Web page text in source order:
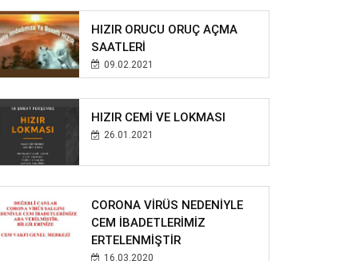
HIZIR ORUCU ORUÇ AÇMA
SAATLERİ
09.02.2021
HIZIR CEMİ VE LOKMASI
26.01.2021
CORONA VİRÜS NEDENİYLE
CEM İBADETLERİMİZ
ERTELENMİŞTİR
16.03.2020